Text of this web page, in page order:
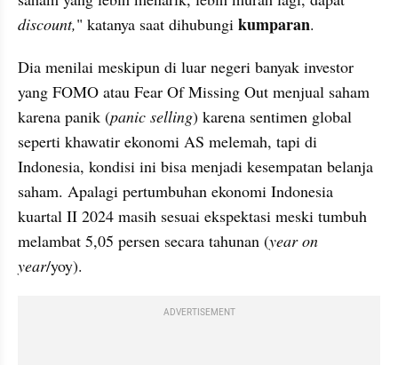
discount," katanya saat dihubungi kumparan.
Dia menilai meskipun di luar negeri banyak investor
yang FOMO atau Fear Of Missing Out menjual saham
karena panik (panic selling) karena sentimen global
seperti khawatir ekonomi AS melemah, tapi di
Indonesia, kondisi ini bisa menjadi kesempatan belanja
saham. Apalagi pertumbuhan ekonomi Indonesia
kuartal II 2024 masih sesuai ekspektasi meski tumbuh
melambat 5,05 persen secara tahunan (year on
year/yoy).
ADVERTISEMENT